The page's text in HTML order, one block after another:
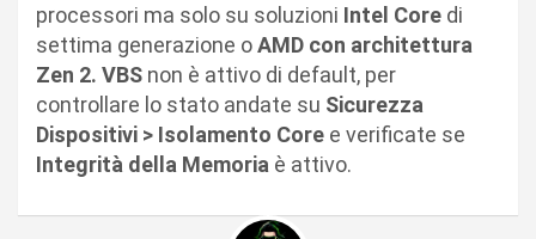
processori ma solo su soluzioni Intel Core di
settima generazione oAMD con architettura
Zen 2. VBS non è attivo di default, per
controllare lo stato andate su Sicurezza
Dispositivi > Isolamento Core e verificate se
Integrità della Memoria è attivo.